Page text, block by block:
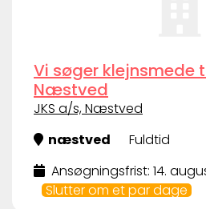
Vi søger klejnsmede
Næstved
JKS a/s, Næstved
næstved
Fuldtid
Ansøgningsfrist: 14.
Slutter om et par dage